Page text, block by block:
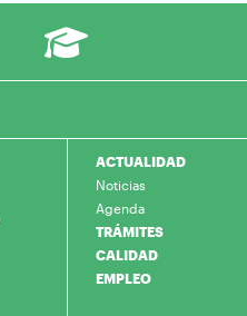
ACTUALIDAD
Noticias
Agenda
TRÁMITES
CALIDAD
EMPLEO